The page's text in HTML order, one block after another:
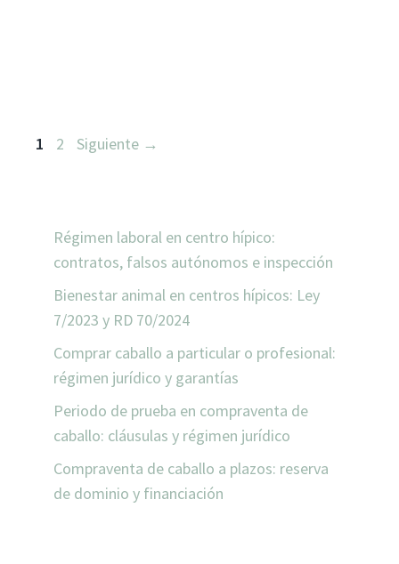
Página
1 Página
2 Siguiente →
Régimen laboral en centro hípico:
contratos, falsos autónomos e inspección
Bienestar animal en centros hípicos: Ley
7/2023 y RD 70/2024
Comprar caballo a particular o profesional:
régimen jurídico y garantías
Periodo de prueba en compraventa de
caballo: cláusulas y régimen jurídico
Compraventa de caballo a plazos: reserva
de dominio y financiación